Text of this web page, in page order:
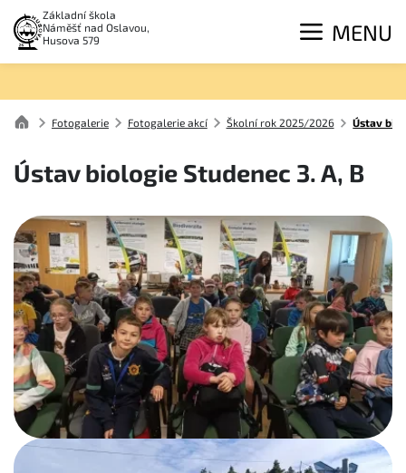
Základní škola
Náměšť nad Oslavou,
Husova 579
MENU
Fotogalerie Fotogalerie akcí Školní rok 2025/2026 Ústav
Ústav biologie Studenec 3. A, B